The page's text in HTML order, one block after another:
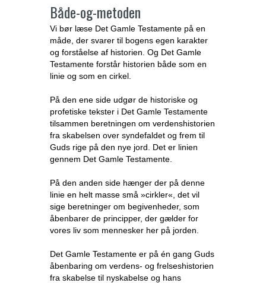
Både-og-metoden
Vi bør læse Det Gamle Testamente på en
måde, der svarer til bogens egen karakter
og forståelse af historien. Og Det Gamle
Testamente forstår historien både som en
linie og som en cirkel.
På den ene side udgør de historiske og
profetiske tekster i Det Gamle Testamente
tilsammen beretningen om verdenshistorien
fra skabelsen over syndefaldet og frem til
Guds rige på den nye jord. Det er linien
gennem Det Gamle Testamente.
På den anden side hænger der på denne
linie en helt masse små »cirkler«, det vil
sige beretninger om begivenheder, som
åbenbarer de principper, der gælder for
vores liv som mennesker her på jorden.
Det Gamle Testamente er på én gang Guds
åbenbaring om verdens- og frelseshistorien
fra skabelse til nyskabelse og hans